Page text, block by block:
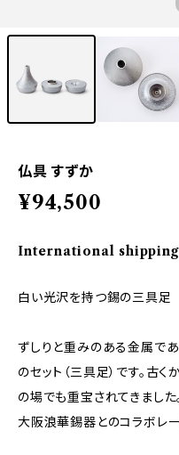
仏具 すずか
¥94,500
International
白い光沢を持つ錫の三具足
ずしりと重みのある金属で
のセット（三具足）です。古
の場でも重宝されてきました
大阪浪華錫器とのコラボレー